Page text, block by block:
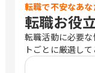
転職で不安なあ
転職お役
転職活動に必要
トごとに厳選して